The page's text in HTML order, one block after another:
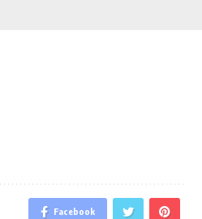
Facebook